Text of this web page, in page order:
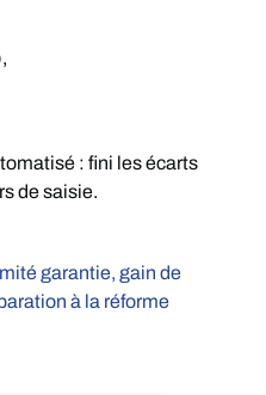
: fini les écarts
de saisie.
garantie, gain de
à la réforme